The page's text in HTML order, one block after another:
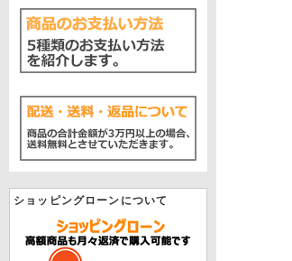
ショッピングローンについて